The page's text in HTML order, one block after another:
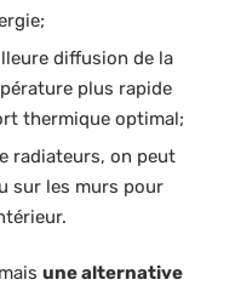
diffusion de la
plus rapide
thermique optimal;
radiateurs, on peut
sur les murs pour
une alternative